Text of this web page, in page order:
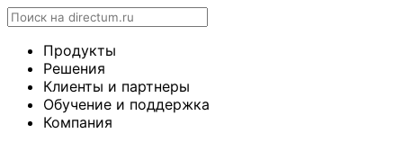
Продукты
Решения
Клиенты и партнеры
Обучение и поддержка
Компания